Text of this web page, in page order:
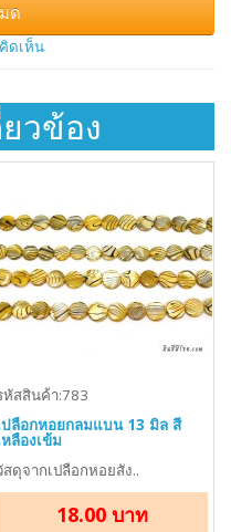
ด
ดเห็น
วข้อง
หัสสินค้า:783
ปลือกหอยกลมแบน 13 มิล สี
หลืองเข้ม
สดุจากเปลือกหอยสัง..
18.00 บาท